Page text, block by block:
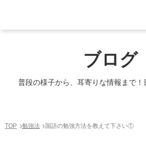
ブログ
普段の様子から、耳寄りな情報まで！
TOP 勉強法 国語の勉強方法を教えて下さい①